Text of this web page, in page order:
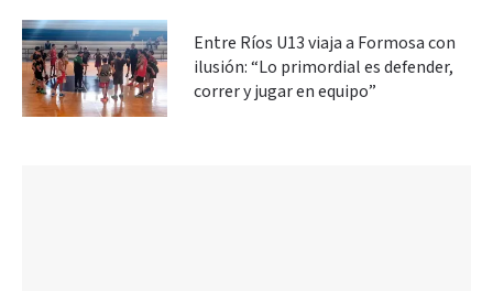
Entre Ríos U13 viaja a Formosa con
ilusión: “Lo primordial es defender,
correr y jugar en equipo”